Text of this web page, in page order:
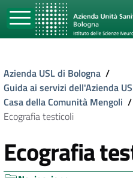
Azienda USL di Bologna /
Guida ai servizi dell'Azienda
Casa della Comunità Mengoli /
Ecografia testicoli
Ecografia